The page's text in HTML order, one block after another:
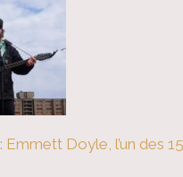
Emmett Doyle, l’un des